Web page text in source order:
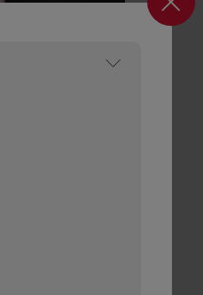
van het bier!